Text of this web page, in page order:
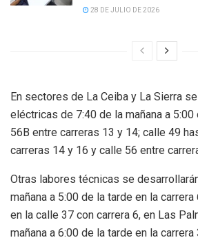
28 DE JULIO DE 2026
En sectores de La Ceiba y La Sierra
eléctricas de 7:40 de la mañana a
56B entre carreras 13 y 14; calle 49
carreras 14 y 16 y calle 56 entre
Otras labores técnicas se
mañana a 5:00 de la tarde en la
en la calle 37 con carrera 6, en Las
mañana a 6:00 de la tarde en la